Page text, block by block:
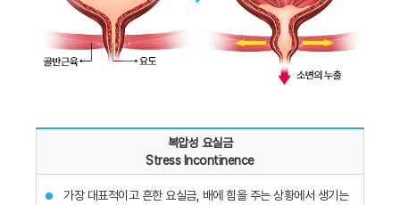
복압성 요실금
Stress Incontinence
가장 대표적이고 흔한 요실금, 배에 힘을 주는 상황에서 생기는